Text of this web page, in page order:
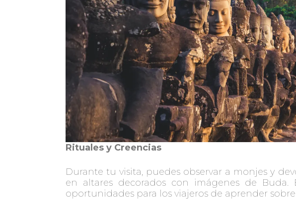
Rituales y Creencias
Durante tu visita, puedes observar a monjes y
en altares decorados con imágenes de
oportunidades para los viajeros de aprender